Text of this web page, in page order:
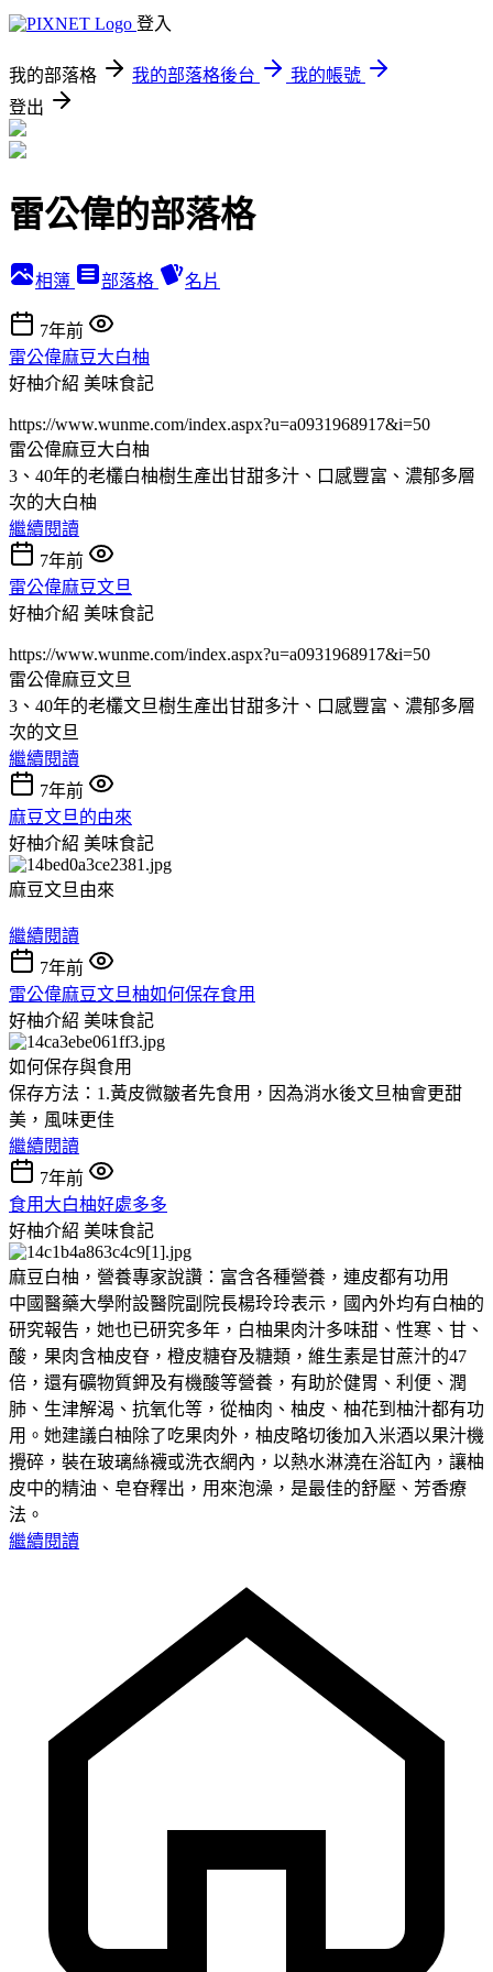
登入
我的部落格 我的部落格後台
我的帳號
登出
雷公偉的部落格
相簿 部落格 名片
7年前
雷公偉麻豆大白柚
好柚介紹 美味食記
https://www.wunme.com/index.aspx?u=a0931968917&i=50
雷公偉麻豆大白柚
3、40年的老欉白柚樹生產出甘甜多汁、口感豐富、濃郁多層
次的大白柚
繼續閱讀
7年前
雷公偉麻豆文旦
好柚介紹 美味食記
https://www.wunme.com/index.aspx?u=a0931968917&i=50
雷公偉麻豆文旦
3、40年的老欉文旦樹生產出甘甜多汁、口感豐富、濃郁多層
次的文旦
繼續閱讀
7年前
麻豆文旦的由來
好柚介紹 美味食記
麻豆文旦由來
繼續閱讀
7年前
雷公偉麻豆文旦柚如何保存食用
好柚介紹 美味食記
如何保存與食用
保存方法：1.黃皮微皺者先食用，因為消水後文旦柚會更甜
美，風味更佳
繼續閱讀
7年前
食用大白柚好處多多
好柚介紹 美味食記
麻豆白柚，營養專家說讚：富含各種營養，連皮都有功用
中國醫藥大學附設醫院副院長楊玲玲表示，國內外均有白柚的
研究報告，她也已研究多年，白柚果肉汁多味甜、性寒、甘、
酸，果肉含柚皮昚，橙皮糖昚及糖類，維生素是甘蔗汁的47
倍，還有礦物質鉀及有機酸等營養，有助於健胃、利便、潤
肺、生津解渴、抗氧化等，從柚肉、柚皮、柚花到柚汁都有功
用。她建議白柚除了吃果肉外，柚皮略切後加入米酒以果汁機
攪碎，裝在玻璃絲襪或洗衣網內，以熱水淋澆在浴缸內，讓柚
皮中的精油、皂昚釋出，用來泡澡，是最佳的舒壓、芳香療
法。
繼續閱讀